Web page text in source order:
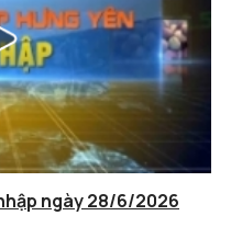
ngày 28/6/2026